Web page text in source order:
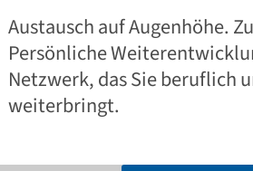
Austausch auf Augenhöhe.
Persönliche
Netzwerk, das Sie beruflich
weiterbringt.